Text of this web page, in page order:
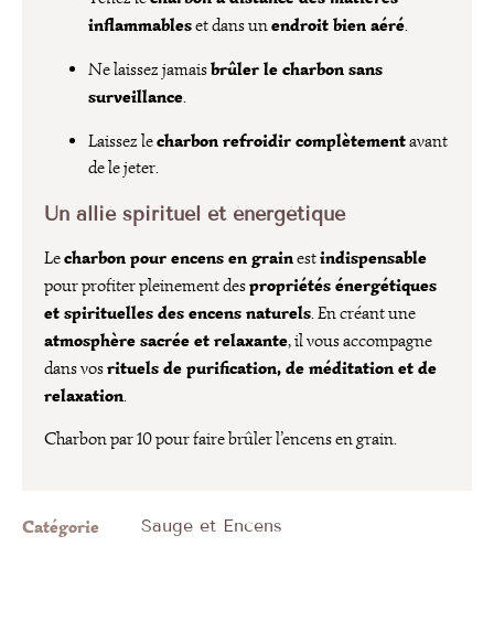
inflammableset dans unendroit bien aéré.
Ne laissez jamaisbrûler le charbon sans
surveillance.
Laissez lecharbon refroidir complètementavant
de le jeter.
Un allié spirituel et énergétique
Lecharbon pour encens en grainestindispensable
pour profiter pleinement despropriétés énergétiques
et spirituelles des encens naturels. En créant une
atmosphère sacrée et relaxante, il vous accompagne
dans vosrituels de purification, de méditation et de
relaxation.
Charbon par 10 pour faire brûler l’encens en grain.
Catégorie Sauge et Encens